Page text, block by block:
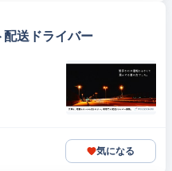
配送ドライバー
気になる